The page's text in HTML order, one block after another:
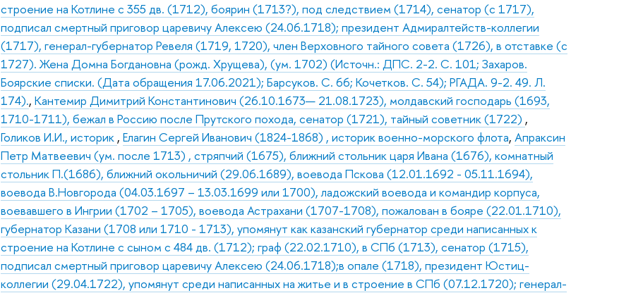
строение на Котлине с 355 дв. (1712), боярин (1713?), под следствием (1714), сенатор (с 1717),
подписал смертный приговор царевичу Алексею (24.06.1718); президент Адмиралтейств-коллегии
(1717), генерал-губернатор Ревеля (1719, 1720), член Верховного тайного совета (1726), в отставке (с
1727). Жена Домна Богдановна (рожд. Хрущева), (ум. 1702) (Источн.: ДПС. 2-2. С. 101; Захаров.
Боярские списки. (Дата обращения 17.06.2021); Барсуков. С. 66; Кочетков. С. 54); РГАДА. 9-2. 49. Л.
174).,Кантемир Димитрий Константинович (26.10.1673— 21.08.1723), молдавский господарь (1693,
1710-1711), бежал в Россию после Прутского похода, сенатор (1721), тайный советник (1722) ,
Голиков И.И., историк ,Елагин Сергей Иванович (1824-1868) , историк военно-морского флота,Апраксин
Петр Матвеевич (ум. после 1713) , стряпчий (1675), ближний стольник царя Ивана (1676), комнатный
стольник П.(1686), ближний окольничий (29.06.1689), воевода Пскова (12.01.1692 - 05.11.1694),
воевода В.Новгорода (04.03.1697 – 13.03.1699 или 1700), ладожский воевода и командир корпуса,
воевавшего в Ингрии (1702 – 1705), воевода Астрахани (1707-1708), пожалован в бояре (22.01.1710),
губернатор Казани (1708 или 1710 - 1713), упомянут как казанский губернатор среди написанных к
строение на Котлине с сыном с 484 дв. (1712); граф (22.02.1710), в СПб (1713), сенатор (1715),
подписал смертный приговор царевичу Алексею (24.06.1718);в опале (1718), президент Юстиц-
коллегии (29.04.1722), упомянут среди написанных на житье и в строение в СПб (07.12.1720); генерал-